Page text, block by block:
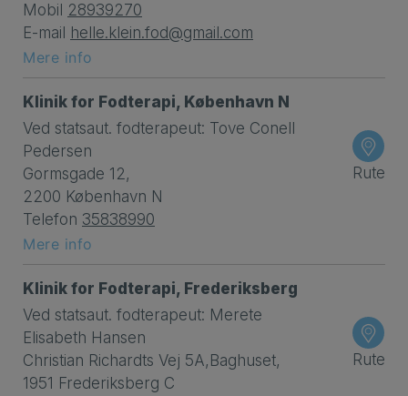
Mobil 28939270
E-mail
helle.klein.fod@gmail.com
Mere info
Klinik for Fodterapi, København N
Ved statsaut. fodterapeut: Tove Conell
Pedersen
Gormsgade 12,
2200 København N
Telefon 35838990
Mere info
Rute
Klinik for Fodterapi, Frederiksberg
Ved statsaut. fodterapeut: Merete
Elisabeth Hansen
Christian Richardts Vej 5A,Baghuset,
1951 Frederiksberg C
Rute